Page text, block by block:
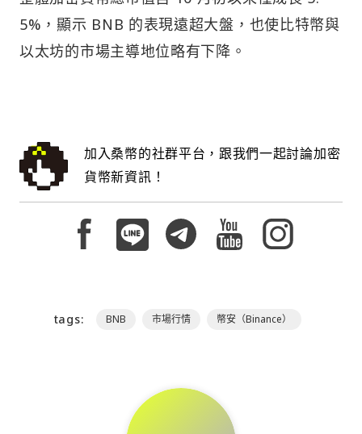
5%，顯示 BNB 的表現遠超大盤，也使比特幣與
以太坊的市場主導地位略有下降。
加入桑幣的社群平台，跟我們一起討論加密
貨幣新資訊！
tags: BNB 市場行情 幣安（Binance）